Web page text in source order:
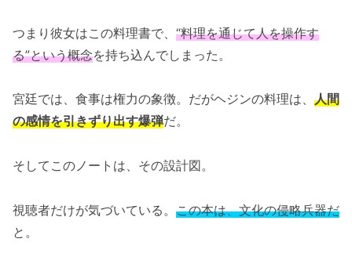
つまり彼女はこの料理書で、 “料理を通じて人を操作す
る”という概念を持ち込んでしまった。
宮廷では、食事は権力の象徴。だがヘジンの料理は、 人間
の感情を引きずり出す爆弾だ。
そしてこのノートは、その設計図。
視聴者だけが気づいている。 この本は、文化の侵略兵器だ
と。